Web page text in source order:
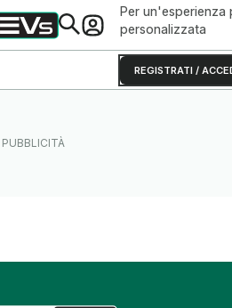
Per un'esperienza
personalizzata
REGISTRATI /